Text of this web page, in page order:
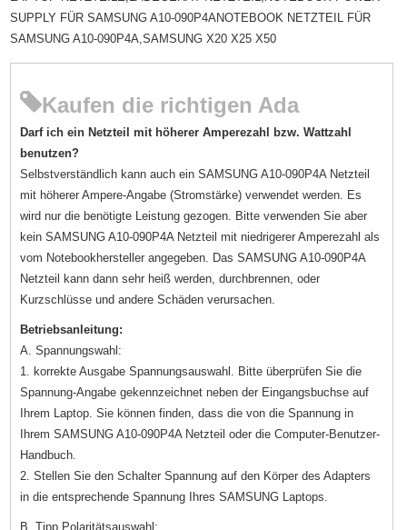
SUPPLY FÜR SAMSUNG A10-090P4ANOTEBOOK NETZTEIL FÜR
SAMSUNG A10-090P4A,SAMSUNG X20 X25 X50
Kaufen die richtigen Ada
Darf ich ein Netzteil mit höherer Amperezahl bzw. Wattzahl
benutzen?
Selbstverständlich kann auch ein SAMSUNG A10-090P4A Netzteil
mit höherer Ampere-Angabe (Stromstärke) verwendet werden. Es
wird nur die benötigte Leistung gezogen. Bitte verwenden Sie aber
kein SAMSUNG A10-090P4A Netzteil mit niedrigerer Amperezahl als
vom Notebookhersteller angegeben. Das SAMSUNG A10-090P4A
Netzteil kann dann sehr heiß werden, durchbrennen, oder
Kurzschlüsse und andere Schäden verursachen.
Betriebsanleitung:
A. Spannungswahl:
1. korrekte Ausgabe Spannungsauswahl. Bitte überprüfen Sie die
Spannung-Angabe gekennzeichnet neben der Eingangsbuchse auf
Ihrem Laptop. Sie können finden, dass die von die Spannung in
Ihrem SAMSUNG A10-090P4A Netzteil oder die Computer-Benutzer-
Handbuch.
2. Stellen Sie den Schalter Spannung auf den Körper des Adapters
in die entsprechende Spannung Ihres SAMSUNG Laptops.
B. Tipp Polaritätsauswahl: